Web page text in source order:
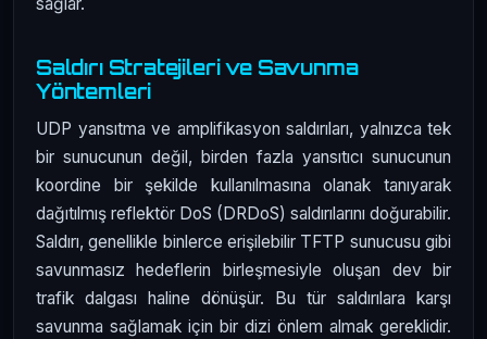
Saldırı Stratejileri ve Savunma
Yöntemleri
UDP yansıtma ve amplifikasyon saldırıları, yalnızca tek
bir sunucunun değil, birden fazla yansıtıcı sunucunun
koordine bir şekilde kullanılmasına olanak tanıyarak
dağıtılmış reflektör DoS (DRDoS) saldırılarını doğurabilir.
Saldırı, genellikle binlerce erişilebilir TFTP sunucusu gibi
savunmasız hedeflerin birleşmesiyle oluşan dev bir
trafik dalgası haline dönüşür. Bu tür saldırılara karşı
savunma sağlamak için bir dizi önlem almak gereklidir.